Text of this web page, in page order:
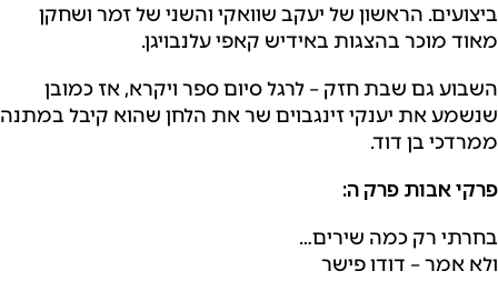
ביצועים. הראשון של יעקב שוואקי והשני של זמר ושחקן
מאוד מוכר בהצגות באידיש קאפי עלנבויגן.
השבוע גם שבת חזק – לרגל סיום ספר ויקרא, אז כמובן
שנשמע את יענקי זינגבוים שר את הלחן שהוא קיבל במתנה
ממרדכי בן דוד.
פרקי אבות פרק ה:
בחרתי רק כמה שירים…
ולא אמר – דודו פישר